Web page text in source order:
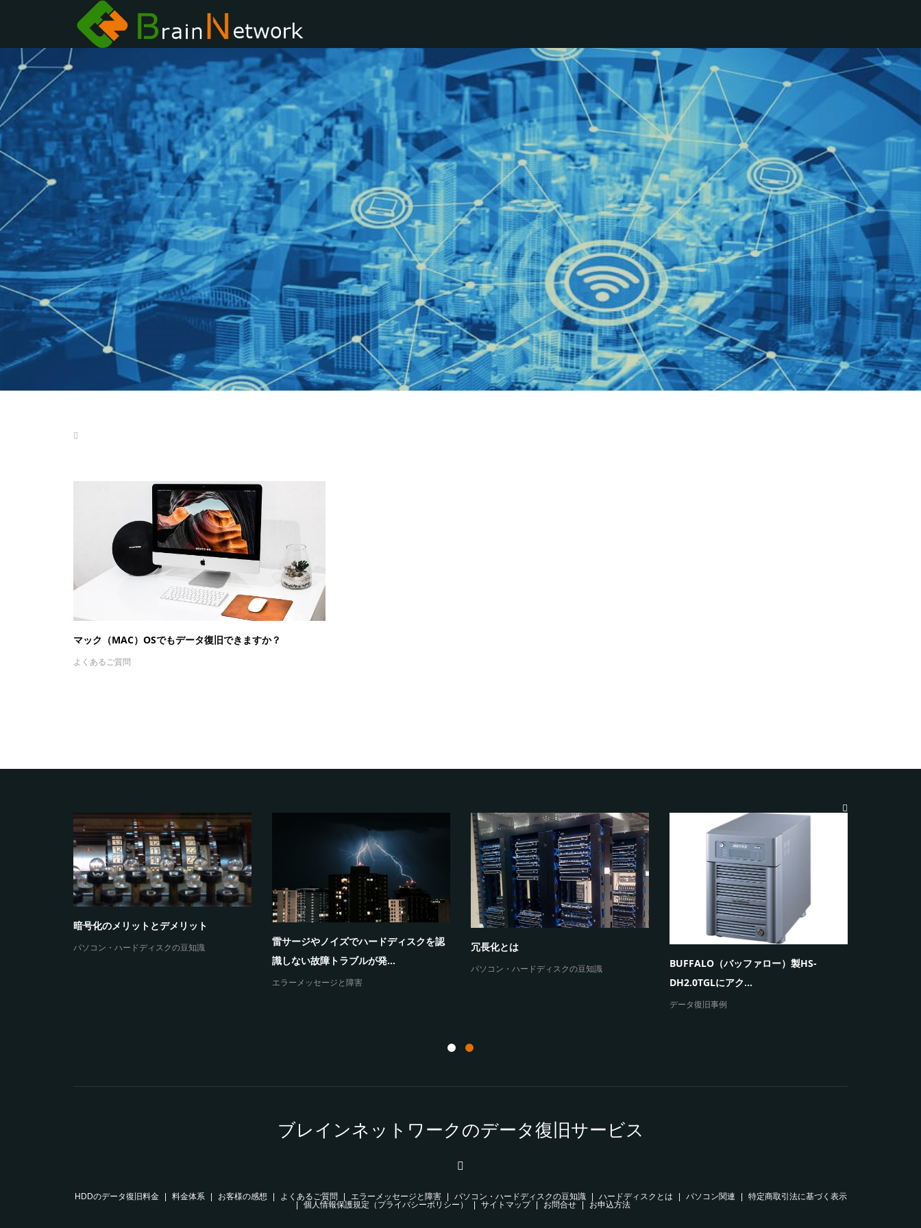
マック（MAC）OSでもデータ復旧できますか？
よくあるご質問
暗号化のメリットとデメリット
パソコン・ハードディスクの豆知識
雷サージやノイズでハードディスクを認
識しない故障トラブルが発...
エラーメッセージと障害
冗長化とは
パソコン・ハードディスクの豆知識
BUFFALO（バッファロー）製HS-
DH2.0TGLにアク...
データ復旧事例
ブレインネットワークのデータ復旧サービス
HDDのデータ復旧料金 料金体系 お客様の感想 よくあるご質問 エラーメッセージと障害 パソコン・ハードディスクの豆知識 ハードディスクとは パソコン関連
特定商取引法に基づく表示
個人情報保護規定（プライバシーポリシー）
サイトマップ お問合せ お申込方法